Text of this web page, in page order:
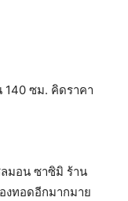
140 ซม. คิดราคา
มอน ซาซิมิ ร้าน
งทอดอีกมากมาย